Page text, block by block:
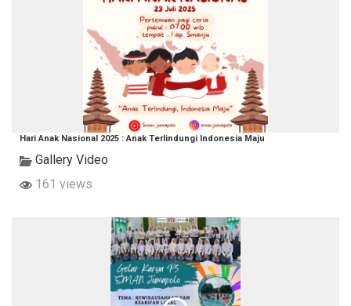
Hari Anak Nasional 2025 : Anak Terlindungi Indonesia Maju
Gallery Video
161 views